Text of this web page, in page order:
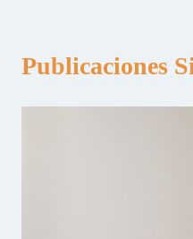
Publicaciones